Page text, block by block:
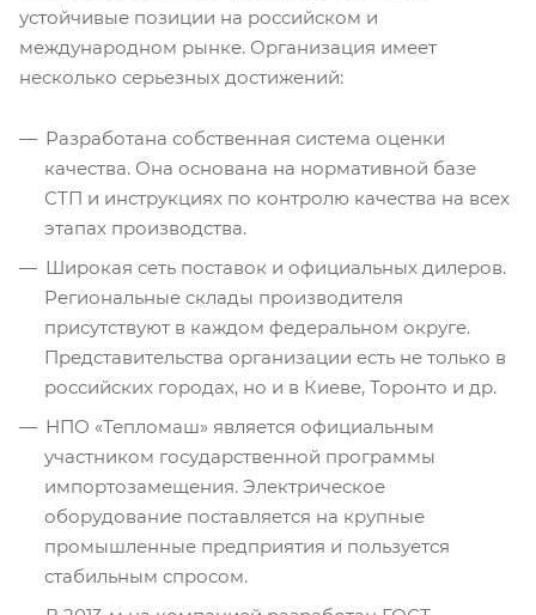
устойчивые позиции на российском и
международном рынке. Организация имеет
несколько серьезных достижений:
Разработана собственная система оценки
качества. Она основана на нормативной базе
СТП и инструкциях по контролю качества на всех
этапах производства.
Широкая сеть поставок и официальных дилеров.
Региональные склады производителя
присутствуют в каждом федеральном округе.
Представительства организации есть не только в
российских городах, но и в Киеве, Торонто и др.
НПО «Тепломаш» является официальным
участником государственной программы
импортозамещения. Электрическое
оборудование поставляется на крупные
промышленные предприятия и пользуется
стабильным спросом.